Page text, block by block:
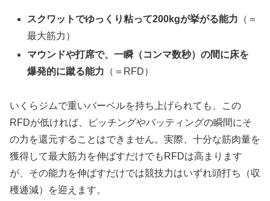
スクワットでゆっくり粘って200kgが挙がる能力 （＝
最大筋力）
マウンドや打席で、一瞬（コンマ数秒）の間に床を
爆発的に蹴る能力 （＝RFD）
いくらジムで重いバーベルを持ち上げられても、この
RFDが低ければ、ピッチングやバッティングの瞬間にそ
の力を還元することはできません。実際、十分な筋肉量を
獲得して最大筋力を伸ばすだけでもRFDは高まります
が、その能力を伸ばすだけでは競技力はいずれ頭打ち（収
穫逓減）を迎えます。